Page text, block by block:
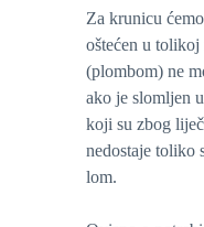
mogućnosti smo birati
Za krunicu
oštećen u tolikoj
(plombom) ne
ako je slomljen
koji su zbog
nedostaje toliko
lom.